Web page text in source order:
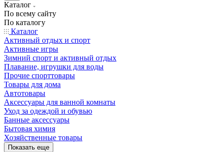
Каталог
По всему сайту
По каталогу
Каталог
Активный отдых и спорт
Активные игры
Зимний спорт и активный отдых
Плавание, игрушки для воды
Прочие спорттовары
Товары для дома
Автотовары
Аксессуары для ванной комнаты
Уход за одеждой и обувью
Банные аксессуары
Бытовая химия
Хозяйственные товары
Показать еще